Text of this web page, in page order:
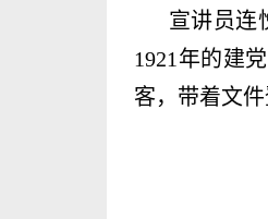
宣讲员连
1921 年的建
客，带着文